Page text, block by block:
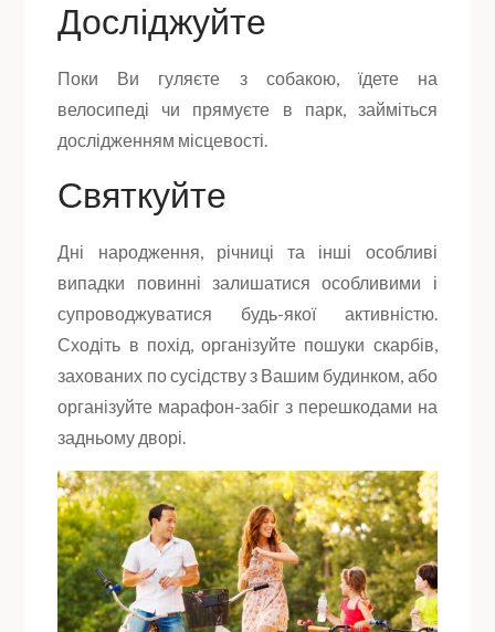
Досліджуйте
Поки Ви гуляєте з собакою, їдете на
велосипеді чи прямуєте в парк, займіться
дослідженням місцевості.
Святкуйте
Дні народження, річниці та інші особливі
випадки повинні залишатися особливими і
супроводжуватися будь-якої активністю.
Сходіть в похід, організуйте пошуки скарбів,
захованих по сусідству з Вашим будинком, або
організуйте марафон-забіг з перешкодами на
задньому дворі.